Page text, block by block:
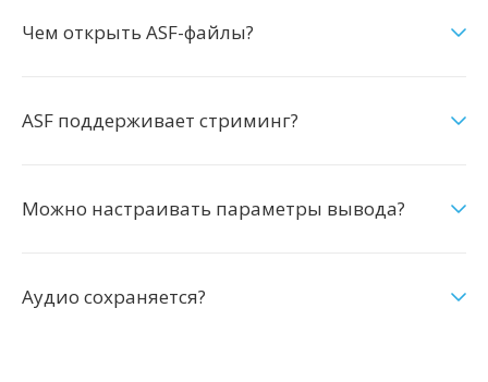
Чем открыть ASF-файлы?
ASF поддерживает стриминг?
Можно настраивать параметры вывода?
Аудио сохраняется?